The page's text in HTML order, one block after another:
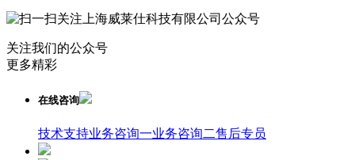
关注我们的公众号
更多精彩
在线咨询
技术支持业务咨询一业务咨询二售后专员